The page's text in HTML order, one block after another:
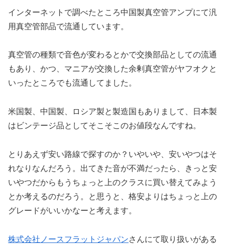
インターネットで調べたところ中国製真空管アンプにて汎
用真空管部品で流通しています。
真空管の種類で音色が変わるとかで交換部品としての流通
もあり、かつ、マニアが交換した余剰真空管がヤフオクと
いったところでも流通してました。
米国製、中国製、ロシア製と製造国もありまして、日本製
はビンテージ品としてそこそこのお値段なんですね。
とりあえず安い路線で探すのか？いやいや、安いやつはそ
れなりなんだろう。出てきた音が不満だったら、きっと安
いやつだからもうちょっと上のクラスに買い替えてみよう
とか考えるのだろう。と思うと、格安よりはちょっと上の
グレードがいいかなーと考えます。
株式会社ノースフラットジャパンさんにて取り扱いがある